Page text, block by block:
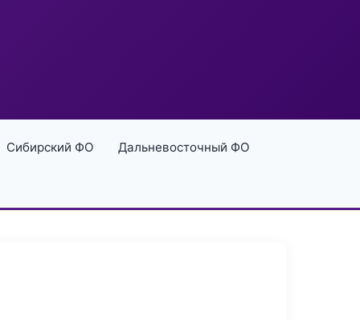
Сибирский ФО Дальневосточный ФО